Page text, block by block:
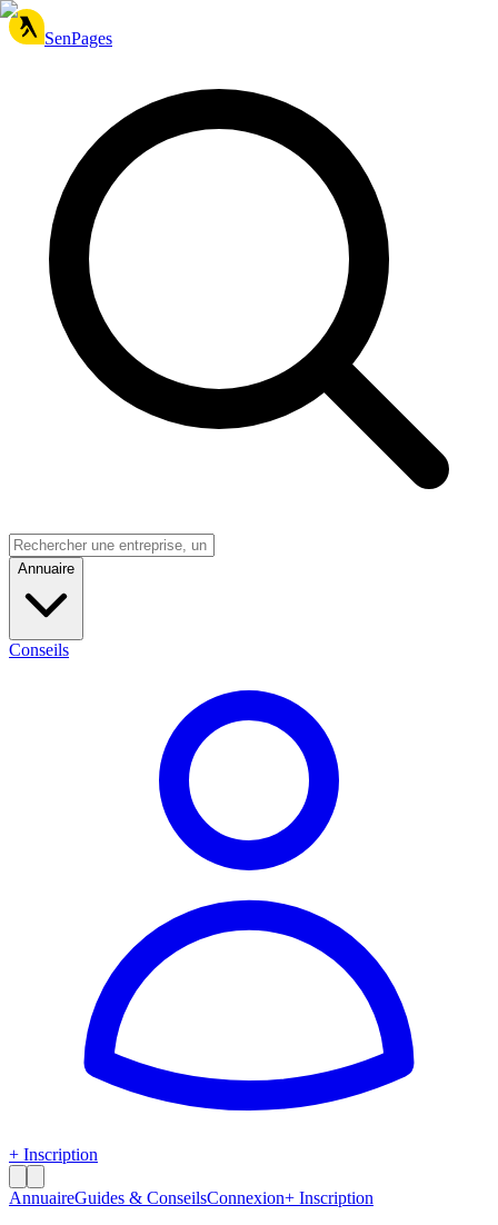
SenPages
Annuaire
Conseils
+ Inscription
AnnuaireGuides & ConseilsConnexion+ Inscription